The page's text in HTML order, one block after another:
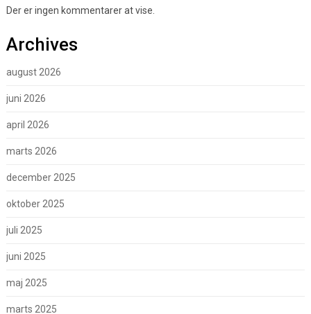
Der er ingen kommentarer at vise.
Archives
august 2026
juni 2026
april 2026
marts 2026
december 2025
oktober 2025
juli 2025
juni 2025
maj 2025
marts 2025